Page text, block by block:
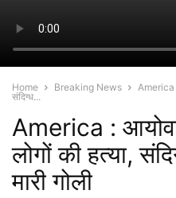
Home Breaking News
America :
संदिग्ध...
America :
लोगों की हत्या,
मारी गोली